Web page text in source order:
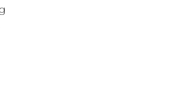
Dạ Yến chính là Ca Huế – loại
và dân gian đặc trưng của
giọng ca vang lên chậm rãi, hòa
đèn, gợi lại vẻ đẹp vàng son